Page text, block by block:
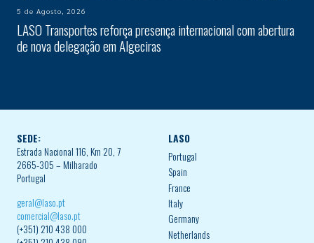
5 de Agosto, 2026
LASO Transportes reforça presença internacional com abertura
de nova delegação em Algeciras
SEDE:
Estrada Nacional 116, Km 20, 7
2665-305 – Milharado
Portugal
geral@laso.pt
comercial@laso.pt
(+351) 210 438 000
LASO
Portugal
Spain
France
Italy
Germany
Netherlands